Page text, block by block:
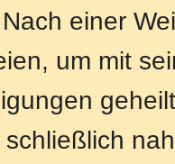
einer
um mit